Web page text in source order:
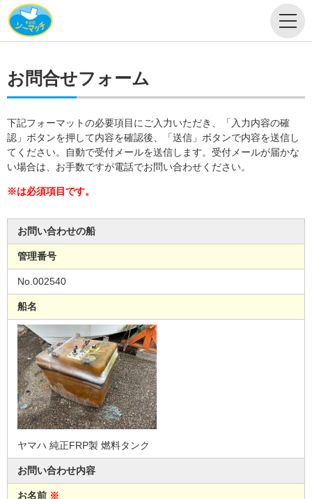
お問合せフォーム
下記フォーマットの必要項目にご入力いただき、「入力内容の確
認」ボタンを押して内容を確認後、「送信」ボタンで内容を送信し
てください。自動で受付メールを送信します。受付メールが届かな
い場合は、お手数ですが電話でお問い合わせください。
※は必須項目です。
お問い合わせの船
管理番号
No.002540
船名
ヤマハ 純正FRP製 燃料タンク
お問い合わせ内容
お名前 ※